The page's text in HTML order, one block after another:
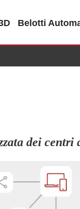
Belotti
dei centri